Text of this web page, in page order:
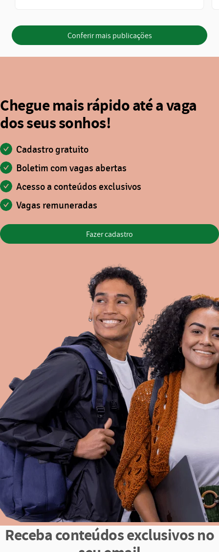
Conferir mais publicações
Chegue mais rápido até a vaga
dos seus sonhos!
Cadastro gratuito
Boletim com vagas abertas
Acesso a conteúdos exclusivos
Vagas remuneradas
Fazer cadastro
Receba conteúdos exclusivos no